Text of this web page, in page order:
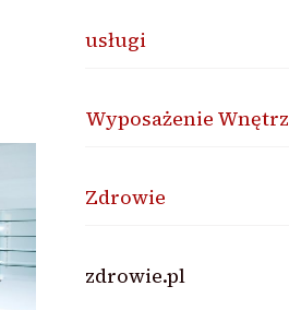
usługi
Wyposażenie Wnętrz
Zdrowie
zdrowie.pl